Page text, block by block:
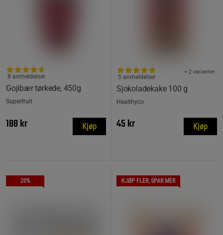
Gojibær tørkede, 450g
8 anmeldelser
Superfruit
188 kr Kjøp
Sjokoladekake 100 g
+ 2 varianter
5 anmeldelser
Healthyco
45 kr Kjøp
20% KJØP FLER, SPAR MER